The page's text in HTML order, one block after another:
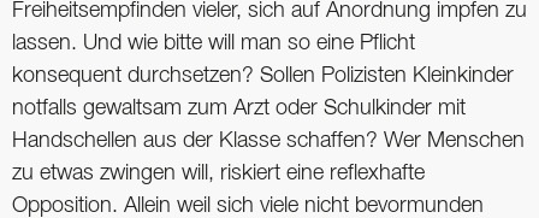
Freiheitsempfinden vieler, sich auf Anordnung impfen zu
lassen. Und wie bitte will man so eine Pflicht
konsequent durchsetzen? Sollen Polizisten Kleinkinder
notfalls gewaltsam zum Arzt oder Schulkinder mit
Handschellen aus der Klasse schaffen? Wer Menschen
zu etwas zwingen will, riskiert eine reflexhafte
Opposition. Allein weil sich viele nicht bevormunden